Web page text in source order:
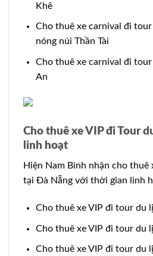
Khê
Cho thuê xe carnival đi
nóng núi Thần Tài
Cho thuê xe carnival đi
An
Cho thuê xe VIP đi Tour
linh hoạt
Hiện Nam Bình nhận cho thuê
tại Đà Nẵng với thời gian linh
Cho thuê xe VIP đi tour du
Cho thuê xe VIP đi tour du
Cho thuê xe VIP đi tour du